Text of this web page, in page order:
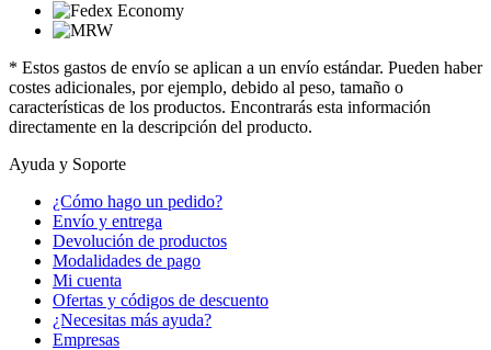
* Estos gastos de envío se aplican a un envío estándar. Pueden haber
costes adicionales, por ejemplo, debido al peso, tamaño o
características de los productos. Encontrarás esta información
directamente en la descripción del producto.
Ayuda y Soporte
¿Cómo hago un pedido?
Envío y entrega
Devolución de productos
Modalidades de pago
Mi cuenta
Ofertas y códigos de descuento
¿Necesitas más ayuda?
Empresas